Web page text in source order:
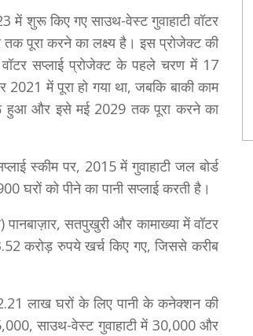
में शुरू किए गए साउथ-वेस्ट गुवाहाटी वॉटर
पूरा करने का लक्ष्य है। इस प्रोजेक्ट की
सप्लाई प्रोजेक्ट के पहले चरण में 17
में पूरा हो गया था, जबकि बाकी काम
हुआ और इसे मई 2029 तक पूरा करने का
स्कीम पर, 2015 में गुवाहाटी जल बोर्ड
को पीने का पानी सप्लाई करती है।
सतपुखुरी और कामाख्या में वॉटर
करोड़ रुपये खर्च किए गए, जिससे करीब
लाख घरों के लिए पानी के कनेक्शन की
साउथ-वेस्ट गुवाहाटी में 30,000 और